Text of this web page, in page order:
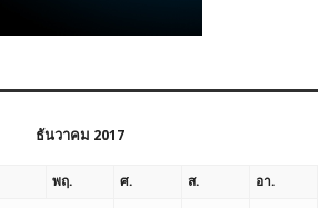
ธันวาคม 2017
พฤ. ศ. ส. อา.